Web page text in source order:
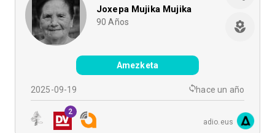
Joxepa Mujika Mujika
90 Años
Amezketa
2025-09-19 hace un año
2
adio.eus